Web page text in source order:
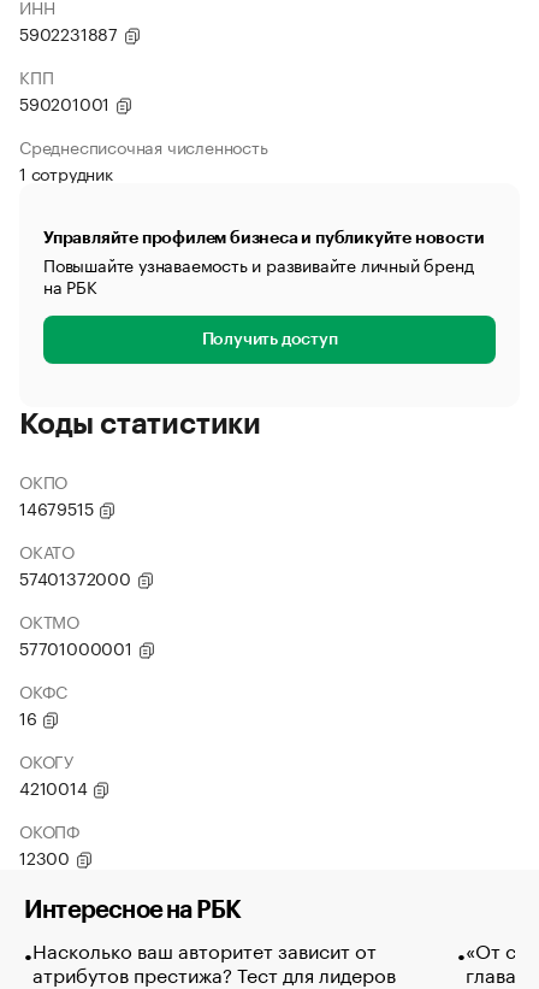
ИНН
5902231887
КПП
590201001
Среднесписочная численность
1 сотрудник
Управляйте профилем бизнеса и публикуйте новости
Повышайте узнаваемость и развивайте личный бренд
на РБК
Получить доступ
Коды статистики
ОКПО
14679515
ОКАТО
57401372000
ОКТМО
57701000001
ОКФС
16
ОКОГУ
4210014
ОКОПФ
12300
Интересное на РБК
Насколько ваш авторитет зависит от
атрибутов престижа? Тест для лидеров
«От
глава